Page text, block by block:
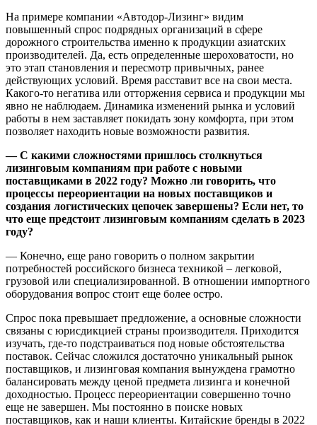
На примере компании «Автодор-Лизинг» видим
повышенный спрос подрядных организаций в сфере
дорожного строительства именно к продукции азиатских
производителей. Да, есть определенные шероховатости, но
это этап становления и пересмотр привычных, ранее
действующих условий. Время расставит все на свои места.
Какого-то негатива или отторжения сервиса и продукции мы
явно не наблюдаем. Динамика изменений рынка и условий
работы в нем заставляет покидать зону комфорта, при этом
позволяет находить новые возможности развития.
— С какими сложностями пришлось столкнуться
лизинговым компаниям при работе с новыми
поставщиками в 2022 году? Можно ли говорить, что
процессы переориентации на новых поставщиков и
создания логистических цепочек завершены? Если нет, то
что еще предстоит лизинговым компаниям сделать в 2023
году?
— Конечно, еще рано говорить о полном закрытии
потребностей российского бизнеса техникой – легковой,
грузовой или специализированной. В отношении импортного
оборудования вопрос стоит еще более остро.
Спрос пока превышает предложение, а основные сложности
связаны с юрисдикцией страны производителя. Приходится
изучать, где-то подстраиваться под новые обстоятельства
поставок. Сейчас сложился достаточно уникальный рынок
поставщиков, и лизинговая компания вынуждена грамотно
балансировать между ценой предмета лизинга и конечной
доходностью. Процесс переориентации совершенно точно
еще не завершен. Мы постоянно в поиске новых
поставщиков, как и наши клиенты. Китайские бренды в 2022